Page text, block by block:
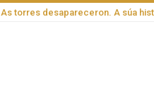
As torres desapareceron. A súa